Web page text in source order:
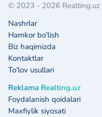
© 2023 - 2026 Realting.uz
Nashrlar
Hamkor bo'lish
Biz haqimizda
Kontaktlar
To'lov usullari
Reklama Realting.uz
Foydalanish qoidalari
Maxfiylik siyosati